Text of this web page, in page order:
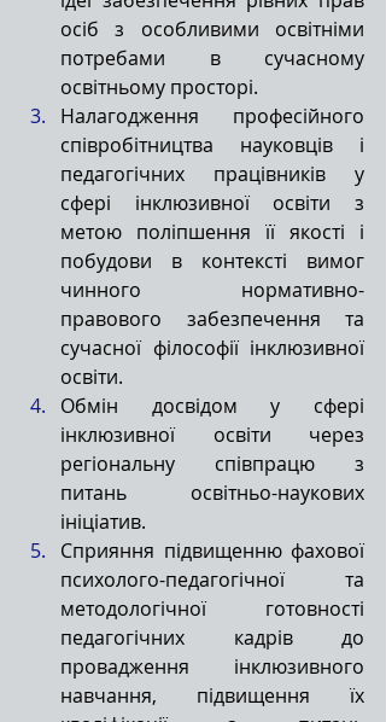
осіб з особливими освітніми
потребами в сучасному
освітньому просторі.
Налагодження професійного
співробітництва науковців і
педагогічних працівників у
сфері інклюзивної освіти з
метою поліпшення її якості і
побудови в контексті вимог
чинного нормативно-
правового забезпечення та
сучасної філософії інклюзивної
освіти.
Обмін досвідом у сфері
інклюзивної освіти через
регіональну співпрацю з
питань освітньо-наукових
ініціатив.
Сприяння підвищенню фахової
психолого-педагогічної та
методологічної готовності
педагогічних кадрів до
провадження інклюзивного
навчання, підвищення їх